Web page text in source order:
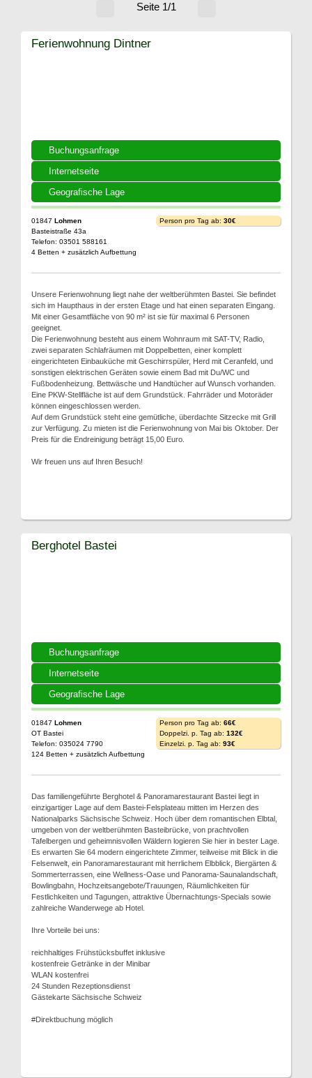
Seite 1/1
Buchungsanfrage
Internetseite
Geografische Lage
Ferienwohnung Dintner
01847 Lohmen
Basteistraße 43a
Telefon: 03501 588161
4 Betten + zusätzlich Aufbettung
Person pro Tag ab: 30€
Unsere Ferienwohnung liegt nahe der weltberühmten Bastei. Sie befindet
sich im Haupthaus in der ersten Etage und hat einen separaten Eingang.
Mit einer Gesamtfläche von 90 m² ist sie für maximal 6 Personen
geeignet.
Die Ferienwohnung besteht aus einem Wohnraum mit SAT-TV, Radio,
zwei separaten Schlafräumen mit Doppelbetten, einer komplett
eingerichteten Einbauküche mit Geschirrspüler, Herd mit Ceranfeld, und
sonstigen elektrischen Geräten sowie einem Bad mit Du/WC und
Fußbodenheizung. Bettwäsche und Handtücher auf Wunsch vorhanden.
Eine PKW-Stellfläche ist auf dem Grundstück. Fahrräder und Motoräder
können eingeschlossen werden.
Auf dem Grundstück steht eine gemütliche, überdachte Sitzecke mit Grill
zur Verfügung. Zu mieten ist die Ferienwohnung von Mai bis Oktober. Der
Preis für die Endreinigung beträgt 15,00 Euro.
Wir freuen uns auf Ihren Besuch!
Buchungsanfrage
Internetseite
Geografische Lage
Berghotel Bastei
01847 Lohmen
OT Bastei
Telefon: 035024 7790
124 Betten + zusätzlich Aufbettung
Person pro Tag ab: 66€
Doppelzi. p. Tag ab: 132€
Einzelzi. p. Tag ab: 93€
Das familiengeführte Berghotel & Panoramarestaurant Bastei liegt in
einzigartiger Lage auf dem Bastei-Felsplateau mitten im Herzen des
Nationalparks Sächsische Schweiz. Hoch über dem romantischen Elbtal,
umgeben von der weltberühmten Basteibrücke, von prachtvollen
Tafelbergen und geheimnisvollen Wäldern logieren Sie hier in bester Lage.
Es erwarten Sie 64 modern eingerichtete Zimmer, teilweise mit Blick in die
Felsenwelt, ein Panoramarestaurant mit herrlichem Elbblick, Biergärten &
Sommerterrassen, eine Wellness-Oase und Panorama-Saunalandschaft,
Bowlingbahn, Hochzeitsangebote/Trauungen, Räumlichkeiten für
Festlichkeiten und Tagungen, attraktive Übernachtungs-Specials sowie
zahlreiche Wanderwege ab Hotel.
Ihre Vorteile bei uns:
reichhaltiges Frühstücksbuffet inklusive
kostenfreie Getränke in der Minibar
WLAN kostenfrei
24 Stunden Rezeptionsdienst
Gästekarte Sächsische Schweiz
#Direktbuchung möglich